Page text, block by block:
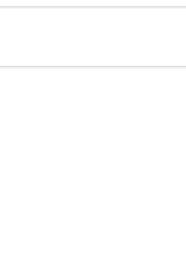
hans
som